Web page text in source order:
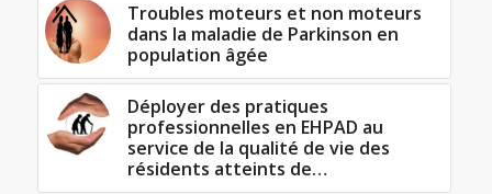
Troubles moteurs et non moteurs
dans la maladie de Parkinson en
population âgée
Déployer des pratiques
professionnelles en EHPAD au
service de la qualité de vie des
résidents atteints de…